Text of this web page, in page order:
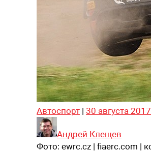
Автоспорт | 30 августа 2017
Андрей Клещев
Фото: ewrc.cz | fiaerc.com |